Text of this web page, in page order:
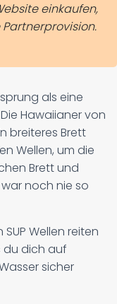
T
E
einkaufen,
als eine
Hawaiianer von
breiteres Brett
Wellen, um die
Brett und
noch nie so
Wellen reiten
du dich auf
sicher